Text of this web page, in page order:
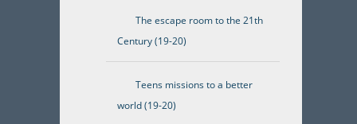
The escape room to the 21th
Century (19-20)
Teens missions to a better
world (19-20)